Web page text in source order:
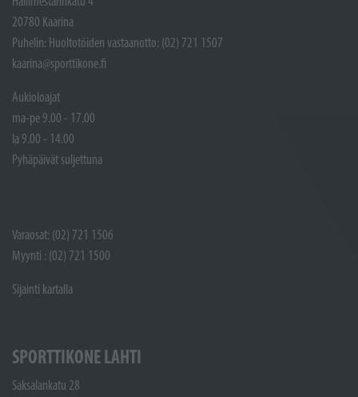
20780 Kaarina
Puhelin: Huoltotöiden vastaanotto: (02) 721 1507
kaarina@sporttikone.fi
Aukioloajat
ma-pe 9.00 - 17.00
la 9.00 - 14.00
Pyhäpäivät suljettuna
Varaosat: (02) 721 1506
Myynti : (02) 721 1500
Sijainti kartalla
SPORTTIKONE LAHTI
Saksalankatu 28